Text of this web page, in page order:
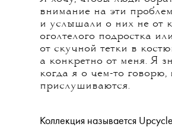
внимание на эти
и услышали о них не от
оголтелого подростка
от скучной тетки в
а конкретно от меня. Я
когда я о чем-то говорю,
прислушиваются.
Коллекция называется